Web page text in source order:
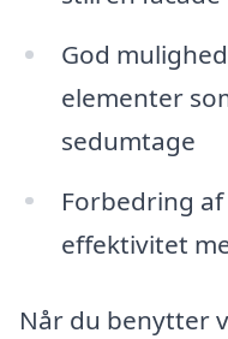
God
elementer
sedumtage
Forbedring
effektivitet
Når du benytter